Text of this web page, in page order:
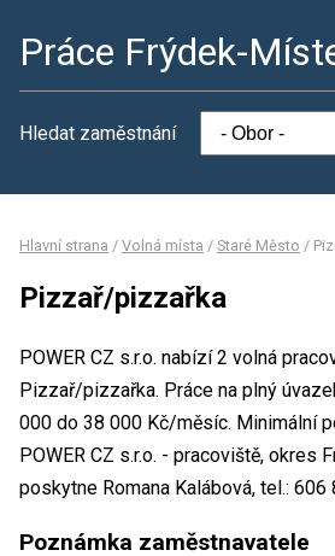
Práce Frýdek-
Hledat zaměstnání
Hlavní strana / Volná místa / Staré Město /
Pizzař/pizzařka
POWER CZ s.r.o. nabízí 2 volná
Pizzař/pizzařka. Práce na plný
000 do 38 000 Kč/měsíc. Minimální
POWER CZ s.r.o. - pracoviště,
poskytne Romana Kalábová, tel.:
Poznámka zaměstnavatele